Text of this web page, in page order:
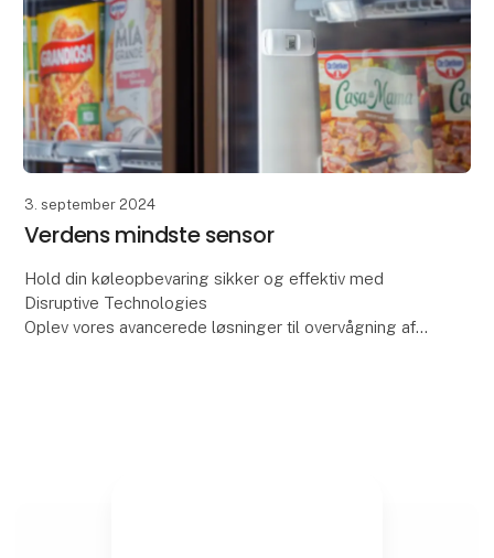
3. september 2024
Verdens mindste sensor
Hold din køleopbevaring sikker og effektiv med
Disruptive Technologies
Oplev vores avancerede løsninger til overvågning af